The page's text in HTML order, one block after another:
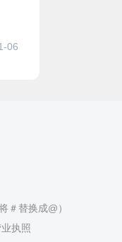
06
替换成@）
执照